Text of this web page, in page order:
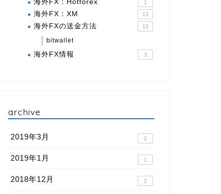
海外FX：Hotforex 1
海外FX：XM 13
海外FXの送金方法 13
bitwallet
海外FX情報 3
archive
2019年3月 2
2019年1月 1
2018年12月 2